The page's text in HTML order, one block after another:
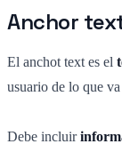
Anchor
El anchot text es el
usuario de lo que
Debe incluir